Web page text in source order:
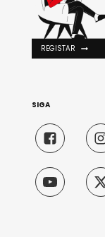
REGISTAR
SIGA